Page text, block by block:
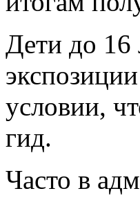
Дети до 16
условии,
гид.
Часто в